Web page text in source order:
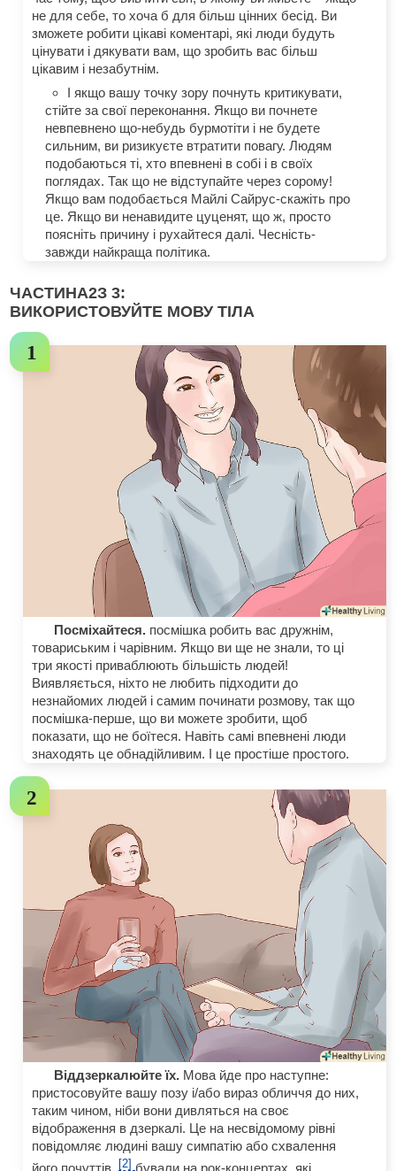
не для себе, то хоча б для більш цінних бесід. Ви
зможете робити цікаві коментарі, які люди будуть
цінувати і дякувати вам, що зробить вас більш
цікавим і незабутнім.
І якщо вашу точку зору почнуть критикувати,
стійте за свої переконання. Якщо ви почнете
невпевнено що-небудь бурмотіти і не будете
сильним, ви ризикуєте втратити повагу. Людям
подобаються ті, хто впевнені в собі і в своїх
поглядах. Так що не відступайте через сорому!
Якщо вам подобається Майлі Сайрус-скажіть про
це. Якщо ви ненавидите цуценят, що ж, просто
поясніть причину і рухайтеся далі. Чесність-
завжди найкраща політика.
ЧАСТИНА2З 3:
ВИКОРИСТОВУЙТЕ МОВУ ТІЛА
Посміхайтеся. посмішка робить вас дружнім,
товариським і чарівним. Якщо ви ще не знали, то ці
три якості приваблюють більшість людей!
Виявляється, ніхто не любить підходити до
незнайомих людей і самим починати розмову, так що
посмішка-перше, що ви можете зробити, щоб
показати, що не боїтеся. Навіть самі впевнені люди
знаходять це обнадійливим. І це простіше простого.
Віддзеркалюйте їх. Мова йде про наступне:
пристосовуйте вашу позу і/або вираз обличчя до них,
таким чином, ніби вони дивляться на своє
відображення в дзеркалі. Це на несвідомому рівні
повідомляє людині вашу симпатію або схвалення
[2]